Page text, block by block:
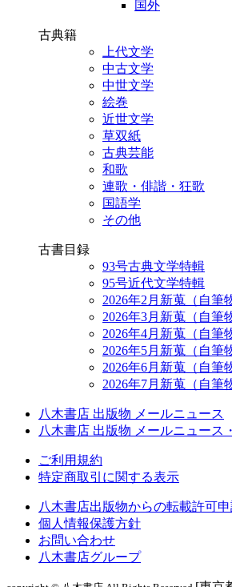
国外
古典籍
上代文学
中古文学
中世文学
絵巻
近世文学
草双紙
古典芸能
和歌
連歌・俳諧・狂歌
国語学
その他
古書目録
93号古典文学特輯
95号近代文学特輯
2026年2月新蒐（自筆
2026年3月新蒐（自筆
2026年4月新蒐（自筆
2026年5月新蒐（自筆
2026年6月新蒐（自筆
2026年7月新蒐（自筆
八木書店 出版物 メールニュース
八木書店 出版物 メールニュース
ご利用規約
特定商取引に関する表示
八木書店出版物からの転載許可
個人情報保護方針
お問い合わせ
八木書店グループ